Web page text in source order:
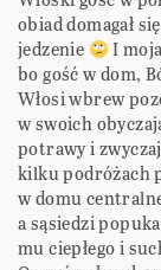
obiad domagał
jedzenie
I
bo gość w dom,
Włosi wbrew
w swoich
potrawy i
kilku podróżach
w domu
a sąsiedzi
mu ciepłego i